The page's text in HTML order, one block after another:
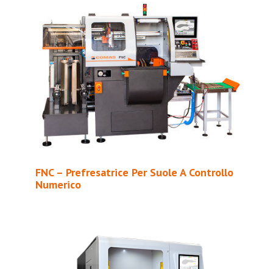
FNC – Prefresatrice Per Suole A Controllo
Numerico